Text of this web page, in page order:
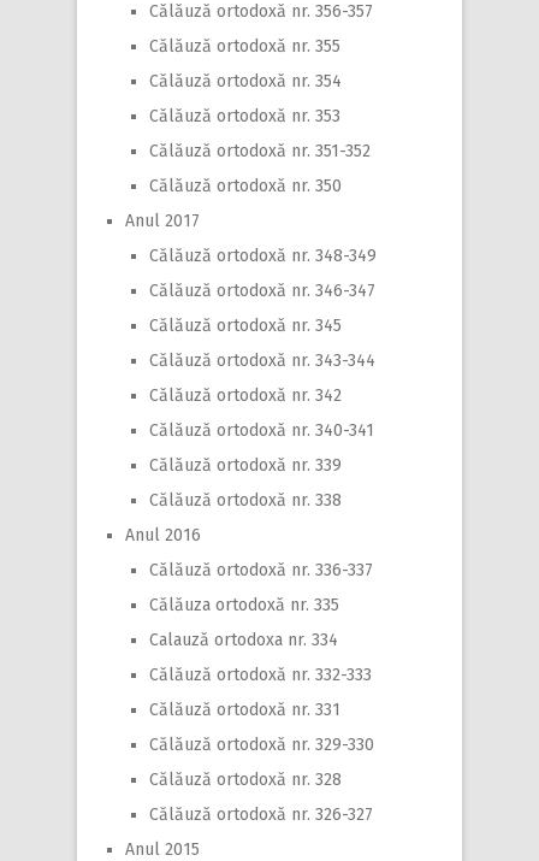
Călăuză ortodoxă nr. 356-357
Călăuză ortodoxă nr. 355
Călăuză ortodoxă nr. 354
Călăuză ortodoxă nr. 353
Călăuză ortodoxă nr. 351-352
Călăuză ortodoxă nr. 350
Anul 2017
Călăuză ortodoxă nr. 348-349
Călăuză ortodoxă nr. 346-347
Călăuză ortodoxă nr. 345
Călăuză ortodoxă nr. 343-344
Călăuză ortodoxă nr. 342
Călăuză ortodoxă nr. 340-341
Călăuză ortodoxă nr. 339
Călăuză ortodoxă nr. 338
Anul 2016
Călăuză ortodoxă nr. 336-337
Călăuza ortodoxă nr. 335
Calauză ortodoxa nr. 334
Călăuză ortodoxă nr. 332-333
Călăuză ortodoxă nr. 331
Călăuză ortodoxă nr. 329-330
Călăuză ortodoxă nr. 328
Călăuză ortodoxă nr. 326-327
Anul 2015